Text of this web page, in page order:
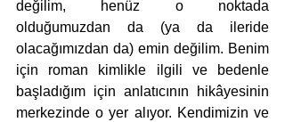
değilim, henüz o noktada
olduğumuzdan da (ya da ileride
olacağımızdan da) emin değilim. Benim
için roman kimlikle ilgili ve bedenle
başladığım için anlatıcının hikâyesinin
merkezinde o yer alıyor. Kendimizin ve